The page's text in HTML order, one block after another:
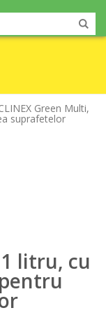
Green Multi,
suprafetelor
litru, cu